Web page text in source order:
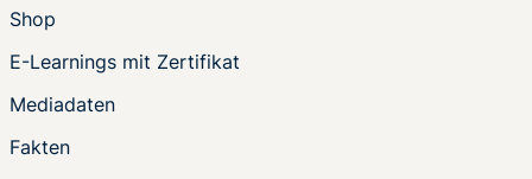
Shop
E-Learnings mit Zertifikat
Mediadaten
Fakten